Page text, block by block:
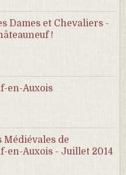
Dames et Chevaliers -
!
en-Auxois
Médiévales de
en-Auxois - Juillet 2014